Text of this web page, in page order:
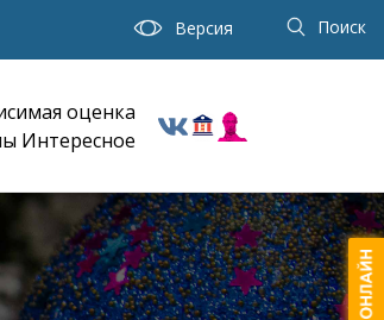
Версия Поиск
оценка
Интересное